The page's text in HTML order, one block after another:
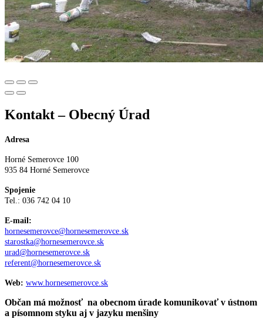
Kontakt – Obecný Úrad
Adresa
Horné Semerovce 100
935 84 Horné Semerovce
Spojenie
Tel.: 036 742 04 10
E-mail:
hornesemerovce@hornesemerovce.sk
starostka@hornesemerovce.sk
urad@hornesemerovce.sk
referent@hornesemerovce.sk
Web: www.hornesemerovce.sk
Občan má možnosť na obecnom úrade komunikovať v ústnom
a písomnom styku aj v jazyku menšiny